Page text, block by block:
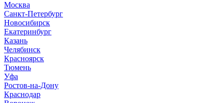
Москва
Санкт-Петербург
Новосибирск
Екатеринбург
Казань
Челябинск
Красноярск
Тюмень
Уфа
Ростов-на-Дону
Краснодар